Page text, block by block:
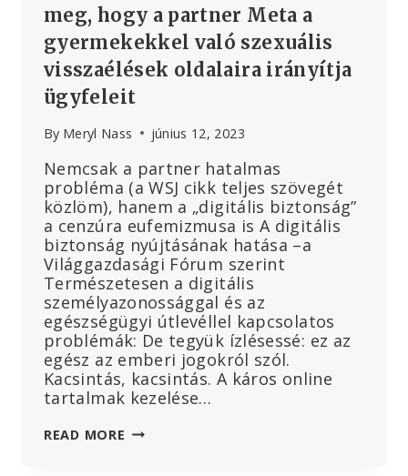
meg, hogy a partner Meta a
gyermekekkel való szexuális
visszaélések oldalaira irányítja
ügyfeleit
By Meryl Nass június 12, 2023
Nemcsak a partner hatalmas
probléma (a WSJ cikk teljes szövegét
közlöm), hanem a „digitális biztonság”
a cenzúra eufemizmusa is A digitális
biztonság nyújtásának hatása –a
Világgazdasági Fórum szerint
Természetesen a digitális
személyazonossággal és az
egészségügyi útlevéllel kapcsolatos
problémák: De tegyük ízlésessé: ez az
egész az emberi jogokról szól.
Kacsintás, kacsintás. A káros online
tartalmak kezelése…
READ MORE A